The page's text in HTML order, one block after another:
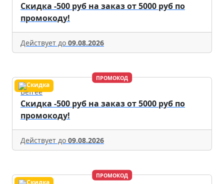
Скидка -500 руб на заказ от 5000 руб по
промокоду!
Действует до 09.08.2026
ПРОМОКОД
Befree
Скидка -500 руб на заказ от 5000 руб по
промокоду!
Действует до 09.08.2026
ПРОМОКОД